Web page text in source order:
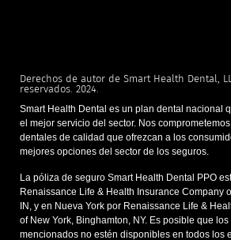
Derechos de autor de Smart Health Dental,
reservados. 2024.
Smart Health Dental es un plan dental nacional
el mejor servicio del sector. Nos
dentales de calidad que ofrezcan a los
mejores opciones del sector de los seguros.
La póliza de seguro Smart Health Dental PPO
Renaissance Life & Health Insurance Company
IN, y en Nueva York por Renaissance Life &
of New York, Binghamton, NY. Es posible que
mencionados no estén disponibles en todos los